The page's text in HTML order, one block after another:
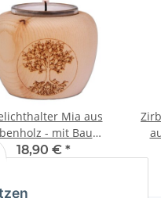
Mia aus
- mit Baum
Lebens Lasermotiv
18,90 € *